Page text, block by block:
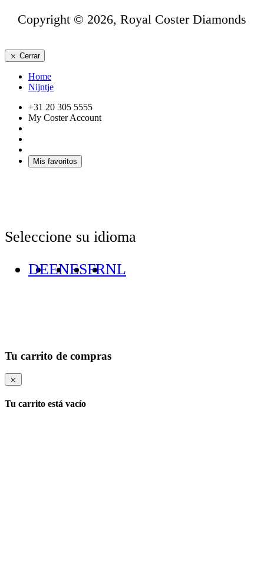
Copyright © 2026, Royal Coster Diamonds
Cerrar
Home
Nijntje
+31 20 305 5555
My Coster Account
Mis favoritos
Seleccione su idioma
DEENESFRNL
Tu carrito de compras
Tu carrito está vacío